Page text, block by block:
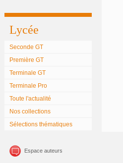
Lycée
Seconde GT
Première GT
Terminale GT
Terminale Pro
Toute l'actualité
Nos collections
Sélections thématiques
Espace auteurs